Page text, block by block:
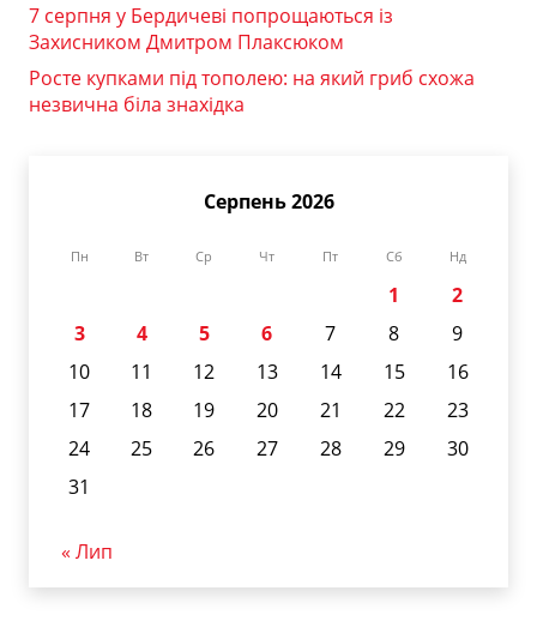
7 серпня у Бердичеві попрощаються із
Захисником Дмитром Плаксюком
Росте купками під тополею: на який гриб схожа
незвична біла знахідка
Серпень 2026
Пн Вт Ср Чт Пт Сб Нд
1
2
3
4 5 6 7 8
9
10
11 12 13 14 15
16
17
18 19 20 21 22
23
24
25 26 27 28 29
30
31
« Лип